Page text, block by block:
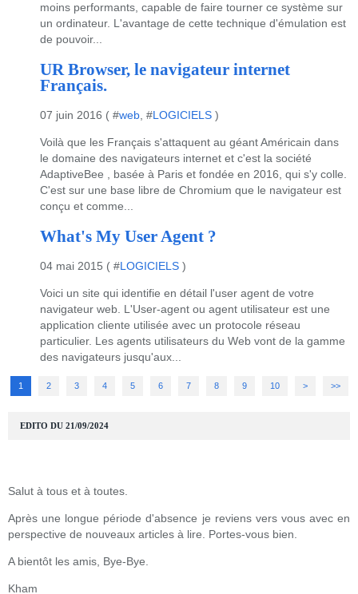
moins performants, capable de faire tourner ce système sur
un ordinateur. L'avantage de cette technique d'émulation est
de pouvoir...
UR Browser, le navigateur internet
Français.
07 juin 2016 ( #web, #LOGICIELS )
Voilà que les Français s'attaquent au géant Américain dans
le domaine des navigateurs internet et c'est la société
AdaptiveBee , basée à Paris et fondée en 2016, qui s'y colle.
C'est sur une base libre de Chromium que le navigateur est
conçu et comme...
What's My User Agent ?
04 mai 2015 ( #LOGICIELS )
Voici un site qui identifie en détail l'user agent de votre
navigateur web. L'User-agent ou agent utilisateur est une
application cliente utilisée avec un protocole réseau
particulier. Les agents utilisateurs du Web vont de la gamme
des navigateurs jusqu'aux...
1 2 3 4 5 6 7 8 9 10 20
30
40
> >>
EDITO DU 21/09/2024
Salut à tous et à toutes.
Après une longue période d'absence je reviens vers vous avec en
perspective de nouveaux articles à lire. Portes-vous bien.
A bientôt les amis, Bye-Bye.
Kham